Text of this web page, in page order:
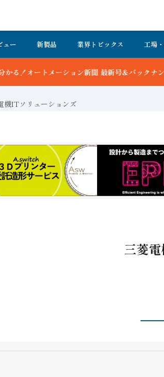
ュー 新製品 業界トピックス 工場
ョン新聞 最新号＆バックナンバーを無料で公開
機ITソリューションズ
三菱